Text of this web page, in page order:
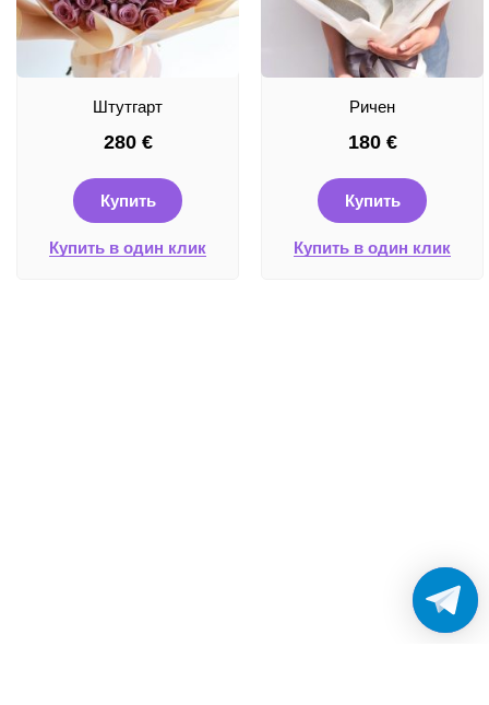
Штутгарт
280 €
Купить
Купить в один клик
Ричен
180 €
Купить
Купить в один клик